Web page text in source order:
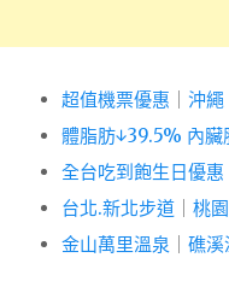
超值機票優惠 沖繩
體脂肪↓39.5% 內臟
全台吃到飽生日優惠
台北.新北步道
桃
金山萬里溫泉
礁溪